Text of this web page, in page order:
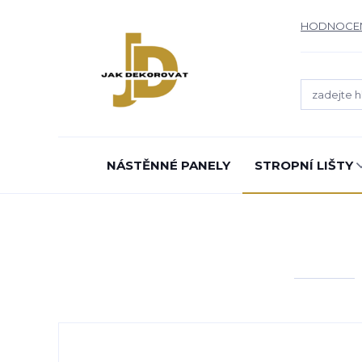
NÁSTĚNNÉ PANELY STROPNÍ LIŠTY